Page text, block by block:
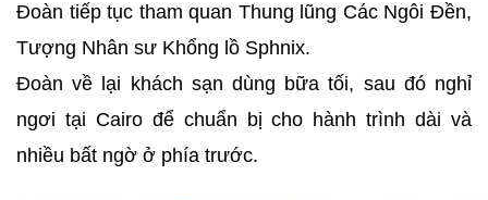
Đoàn tiếp tục tham quan Thung lũng Các Ngôi Đền,
Tượng Nhân sư Khổng lồ Sphnix.
Đoàn về lại khách sạn dùng bữa tối, sau đó nghỉ
ngơi tại Cairo để chuẩn bị cho hành trình dài và
nhiều bất ngờ ở phía trước.